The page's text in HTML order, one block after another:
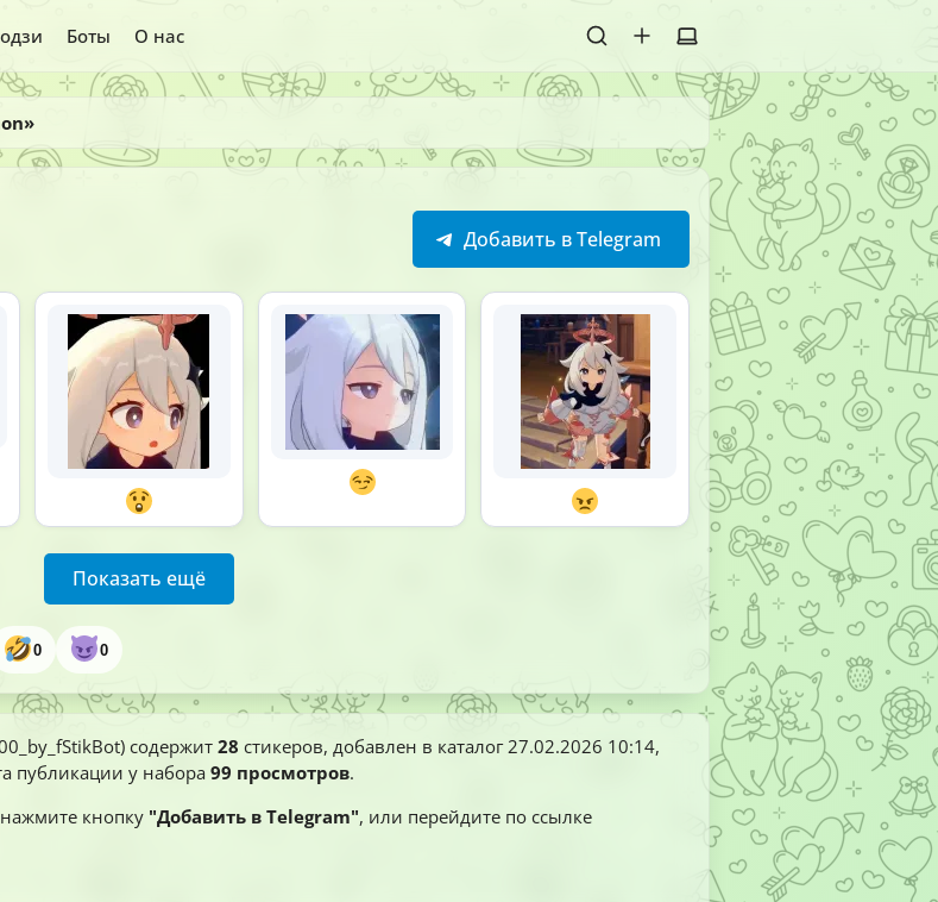
Боты О нас
Добавить в Telegram
Показать ещё
0 0
содержит28 стикеров, добавлен в каталог27.02.2026 10:14,
публикации у набора 99 просмотров.
кнопку "Добавить в Telegram", или перейдите по ссылке